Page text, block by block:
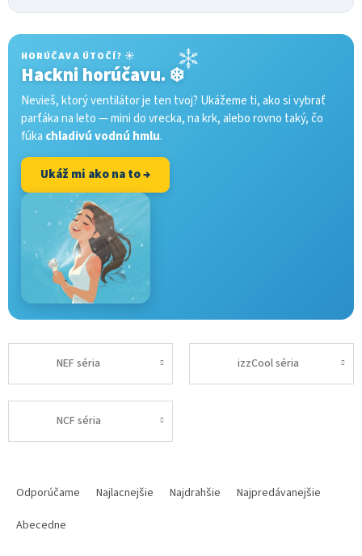
HORÚČAVA ÚTOČÍ? ☀️
Hackni horúčavu. ❄️
Nevieš, ktorý ventilátor je ten tvoj? Ukážeme ti, ako si vybrať
parťáka na leto — mini do vrecka, na krk, alebo rovno taký, čo
fúka chladivú vodnú hmlu.
Ukáž mi ako na to →
NEF séria izzCool séria
NCF séria
Odporúčame Najlacnejšie Najdrahšie
Najpredávanejšie
Abecedne